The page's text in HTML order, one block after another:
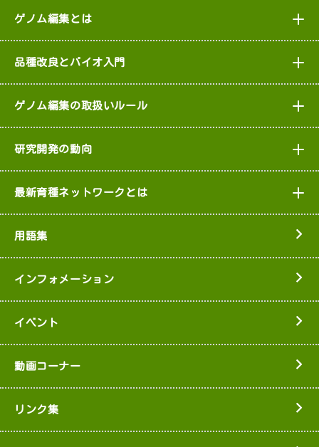
ゲノム編集とは
品種改良とバイオ入門
ゲノム編集の取扱いルール
研究開発の動向
最新育種ネットワークとは
用語集
インフォメーション
イベント
動画コーナー
リンク集